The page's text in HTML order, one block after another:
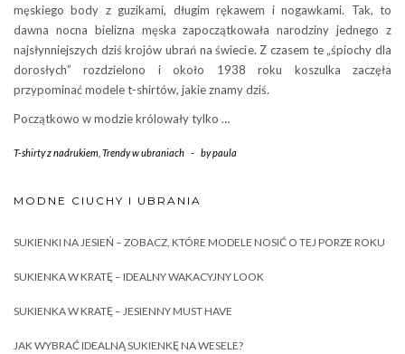
męskiego body z guzikami, długim rękawem i nogawkami. Tak, to
dawna nocna bielizna męska zapoczątkowała narodziny jednego z
najsłynniejszych dziś krojów ubrań na świecie. Z czasem te „śpiochy dla
dorosłych” rozdzielono i około 1938 roku koszulka zaczęła
przypominać modele t-shirtów, jakie znamy dziś.
Początkowo w modzie królowały tylko …
T-shirty z nadrukiem Trendy w ubraniach - bypaula
MODNE CIUCHY I UBRANIA
SUKIENKI NA JESIEŃ – ZOBACZ, KTÓRE MODELE NOSIĆ O TEJ PORZE ROKU
SUKIENKA W KRATĘ – IDEALNY WAKACYJNY LOOK
SUKIENKA W KRATĘ – JESIENNY MUST HAVE
JAK WYBRAĆ IDEALNĄ SUKIENKĘ NA WESELE?